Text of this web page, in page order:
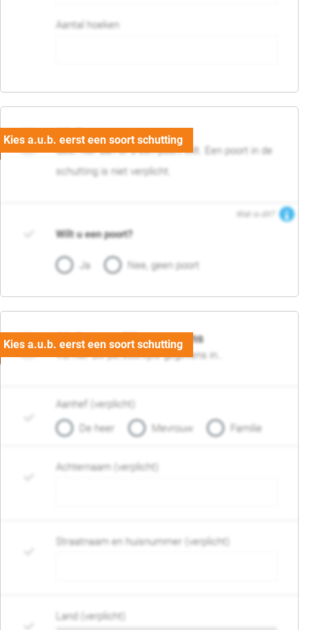
Aantal hoeken
05. Poort
Geef hier aan of u een poort wilt. Een poort in de
schutting is niet verplicht.
Wat is dit?
Wilt u een poort?
Ja Nee, geen poort
06. Persoonlijke gegevens
Vul hier uw persoonlijke gegevens in..
Aanhef (verplicht)
De heer
Mevrouw Familie
Achternaam (verplicht)
Straatnaam en huisnummer (verplicht)
Land (verplicht)